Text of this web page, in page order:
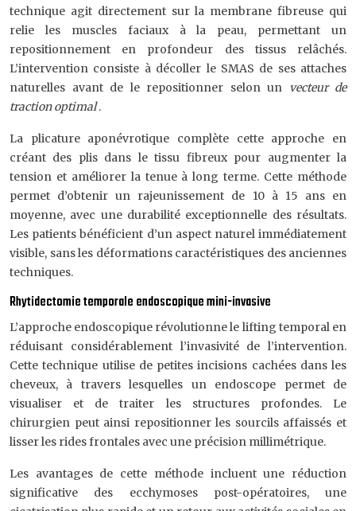
technique agit directement sur la membrane fibreuse qui
relie les muscles faciaux à la peau, permettant un
repositionnement en profondeur des tissus relâchés.
L’intervention consiste à décoller le SMAS de ses attaches
naturelles avant de le repositionner selon un
vecteur de
traction optimal.
La plicature aponévrotique complète cette approche en
créant des plis dans le tissu fibreux pour augmenter la
tension et améliorer la tenue à long terme. Cette méthode
permet d’obtenir un rajeunissement de 10 à 15 ans en
moyenne, avec une durabilité exceptionnelle des résultats.
Les patients bénéficient d’un aspect naturel immédiatement
visible, sans les déformations caractéristiques des anciennes
techniques.
Rhytidectomie temporale endoscopique mini-invasive
L’approche endoscopique révolutionne le lifting temporal en
réduisant considérablement l’invasivité de l’intervention.
Cette technique utilise de petites incisions cachées dans les
cheveux, à travers lesquelles un endoscope permet de
visualiser et de traiter les structures profondes. Le
chirurgien peut ainsi repositionner les sourcils affaissés et
lisser les rides frontales avec une précision millimétrique.
Les avantages de cette méthode incluent une réduction
significative des ecchymoses post-opératoires, une